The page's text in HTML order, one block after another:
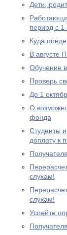
Дети,
период с
Куда
В августе
Обучение
Проверь
До 1
О
фонда
Студенты
доплату к
слухам!
слухам!
Успейте